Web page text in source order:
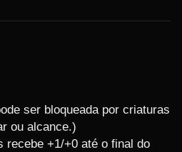
ser bloqueada por criaturas
ou alcance.)
recebe +1/+0 até o final do